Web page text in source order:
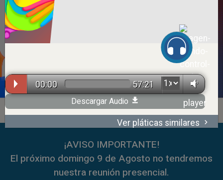
59:35
¡AVISO IMPORTANTE!
El próximo domingo 9 de Agosto no tendremos
nuestra reunión presencial.
00:00 57:21
Descargar Audio
Ver pláticas similares